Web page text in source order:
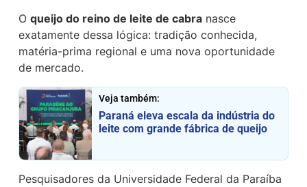
Oqueijo do reino de leite de cabra nasce
exatamente dessa lógica: tradição conhecida,
matéria-prima regional e uma nova oportunidade
de mercado.
Veja também:
Paraná eleva escala da indústria do
leite com grande fábrica de queijo
Pesquisadores da Universidade Federal da Paraíba